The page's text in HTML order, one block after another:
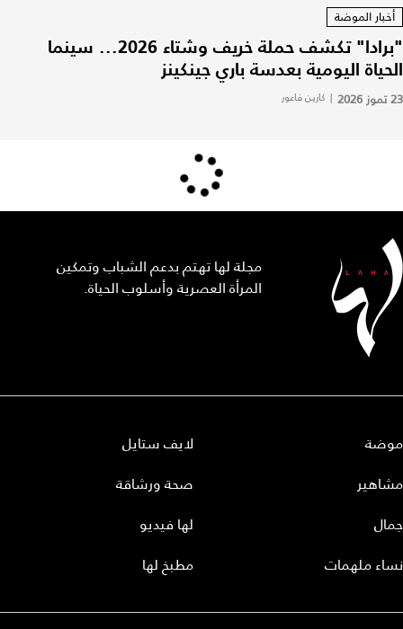
أخبار الموضة
"برادا" تكشف حملة خريف وشتاء 2026... سينما
الحياة اليومية بعدسة باري جينكينز
23 تموز 2026 | كارين فاعور
مجلة لها تهتم بدعم الشباب وتمكين
المرأة العصرية وأسلوب الحياة.
موضة
مشاهير
جمال
نساء ملهمات
لايف ستايل
صحة ورشاقة
لها فيديو
مطبخ لها